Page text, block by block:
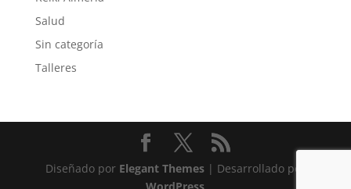
Salud
Sin categoría
Talleres
Diseñado por Elegant Themes| Desarrollado por